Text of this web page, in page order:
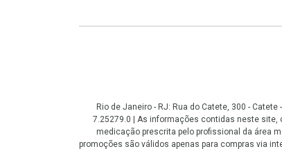
Rio de Janeiro - RJ: Rua do Catete, 300 -
7.25279.0 | As informações contidas neste
medicação prescrita pelo profissional da área
promoções são válidos apenas para compras via